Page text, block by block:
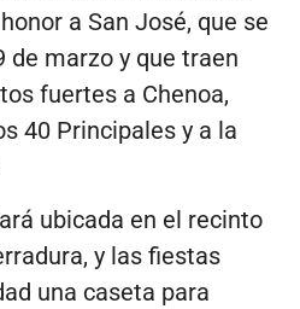
a San José, que se
de marzo y que traen
fuertes a Chenoa,
40 Principales y a la
ubicada en el recinto
y las fiestas
una caseta para